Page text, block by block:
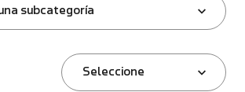
subcategoría
Seleccione